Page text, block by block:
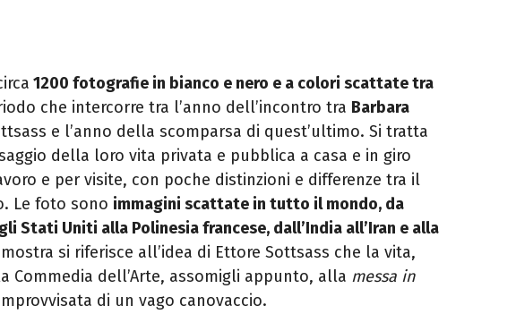
1200 fotografie in bianco e nero e a colori scattate tra
che intercorre tra l’anno dell’incontro tra Barbara
e l’anno della scomparsa di quest’ultimo. Si tratta
della loro vita privata e pubblica a casa e in giro
e per visite, con poche distinzioni e differenze tra il
Le foto sono immagini scattate in tutto il mondo, da
Stati Uniti alla Polinesia francese, dall’India all’Iran e alla
si riferisce all’idea di Ettore Sottsass che la vita,
Commedia dell’Arte, assomigli appunto, alla messa in
di un vago canovaccio.